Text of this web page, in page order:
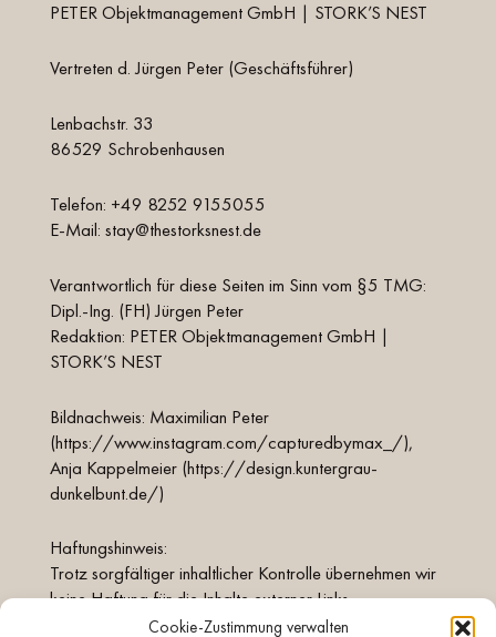
Cookie-Zustimmung verwalten
PETER Objektmanagement GmbH | STORK’S NEST
Vertreten d. Jürgen Peter (Geschäftsführer)
Lenbachstr. 33
86529 Schrobenhausen
Telefon: +49 8252 9155055
E-Mail: stay@thestorksnest.de
Verantwortlich für diese Seiten im Sinn vom §5 TMG:
Dipl.-Ing. (FH) Jürgen Peter
Redaktion: PETER Objektmanagement GmbH |
STORK’S NEST
Bildnachweis: Maximilian Peter
(https://www.instagram.com/capturedbymax_/),
Anja Kappelmeier (https://design.kuntergrau-
dunkelbunt.de/)
Haftungshinweis:
Trotz sorgfältiger inhaltlicher Kontrolle übernehmen wir
keine Haftung für die Inhalte externer Links.
Für den Inhalt verlinkter Seiten sind ausschliesslich deren